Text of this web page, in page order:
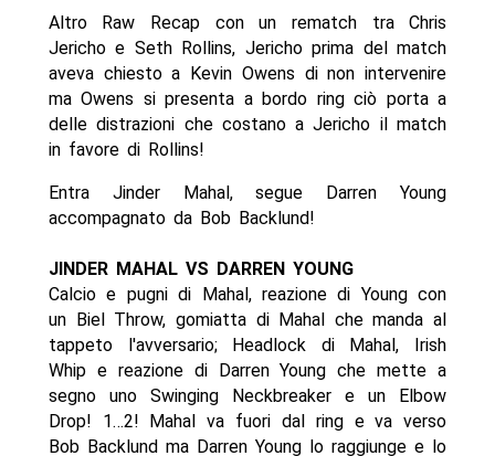
Altro Raw Recap con un rematch tra Chris
Jericho e Seth Rollins, Jericho prima del match
aveva chiesto a Kevin Owens di non intervenire
ma Owens si presenta a bordo ring ciò porta a
delle distrazioni che costano a Jericho il match
in favore di Rollins!
Entra Jinder Mahal, segue Darren Young
accompagnato da Bob Backlund!
JINDER MAHAL VS DARREN YOUNG
Calcio e pugni di Mahal, reazione di Young con
un Biel Throw, gomiatta di Mahal che manda al
tappeto l'avversario; Headlock di Mahal, Irish
Whip e reazione di Darren Young che mette a
segno uno Swinging Neckbreaker e un Elbow
Drop! 1…2! Mahal va fuori dal ring e va verso
Bob Backlund ma Darren Young lo raggiunge e lo